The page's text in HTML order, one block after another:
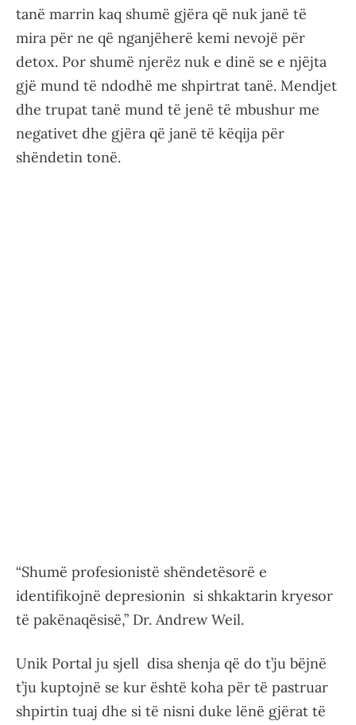
tanë marrin kaq shumë gjëra që nuk janë të
mira për ne që nganjëherë kemi nevojë për
detox. Por shumë njerëz nuk e dinë se e njëjta
gjë mund të ndodhë me shpirtrat tanë. Mendjet
dhe trupat tanë mund të jenë të mbushur me
negativet dhe gjëra që janë të këqija për
shëndetin tonë.
“Shumë profesionistë shëndetësorë e
identifikojnë depresionin si shkaktarin kryesor
të pakënaqësisë,” Dr. Andrew Weil.
Unik Portal ju sjell disa shenja që do t’ju bëjnë
t’ju kuptojnë se kur është koha për të pastruar
shpirtin tuaj dhe si të nisni duke lënë gjërat të